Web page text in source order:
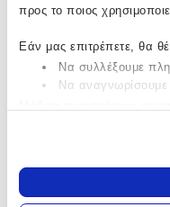
προς το ποιος
Εάν μας επιτρέπετε, θα
Να συλλέξουμε
Να αναγνωρίσουμε
κοινωνικής δικτύωσης
διεύθυνση IP σας,